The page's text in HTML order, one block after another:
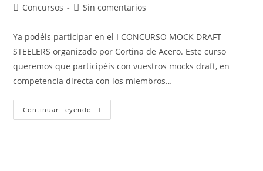
Concursos
Sin comentarios
Ya podéis participar en el I CONCURSO MOCK DRAFT
STEELERS organizado por Cortina de Acero. Este curso
queremos que participéis con vuestros mocks draft, en
competencia directa con los miembros…
Continuar Leyendo